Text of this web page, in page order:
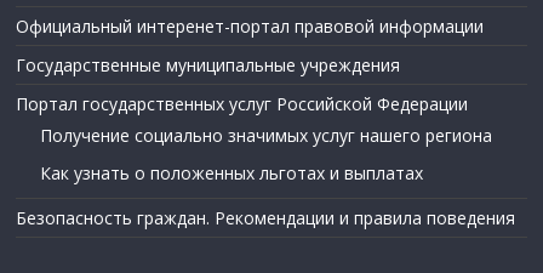
Официальный интеренет-портал правовой информации
Государственные муниципальные учреждения
Портал государственных услуг Российской Федерации
Получение социально значимых услуг нашего региона
Как узнать о положенных льготах и выплатах
Безопасность граждан. Рекомендации и правила поведения